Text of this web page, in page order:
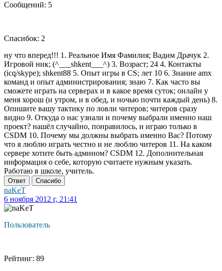
Сообщений: 5
Спасибок: 2
ну что вперед!!! 1. Реальное Имя Фамилия; Вадим Драчук 2.
Игровой ник; (^___shkent___^) 3. Возраст; 24 4. Контакты
(icq/skype); shkent88 5. Опыт игры в CS; лет 10 6. Знание amx
команд и опыт администрирования; знаю 7. Как часто вы
сможете играть на серверах и в какое время суток; онлайн у
меня хорош (и утром, и в обед, и ночью почти каждый день) 8.
Опишите вашу тактику по ловли читеров; читеров сразу
видно 9. Откуда о нас узнали и почему выбрали именно наш
проект? нашёл случайно, понравилось, и играю только в
CSDM 10. Почему мы должны выбрать именно Вас? Потому
что я люблю играть честно и не люблю читеров 11. На каком
сервере хотите быть админом? CSDM 12. Дополнительная
информация о себе, которую считаете нужным указать.
Работаю в школе, учитель.
Ответ Спасибо
naKeT
6 ноября 2012 г, 21:41
Пользователь
Рейтинг: 89